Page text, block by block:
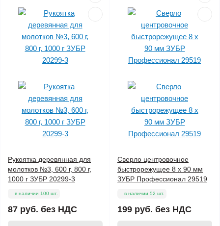
Рукоятка деревянная для
молотков №3, 600 г, 800 г,
1000 г ЗУБР 20299-3
в наличии 100 шт.
87 руб. без НДС
Сверло центровочное
быстрорежущее 8 х 90 мм
ЗУБР Профессионал 29519
в наличии 52 шт.
199 руб. без НДС